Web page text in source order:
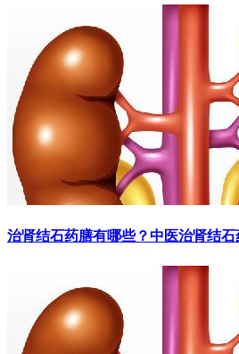
治肾结石药膳有哪些？中医治肾结石